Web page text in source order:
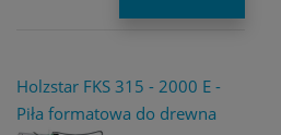
Holzstar FKS 315 - 2000 E -
Piła formatowa do drewna